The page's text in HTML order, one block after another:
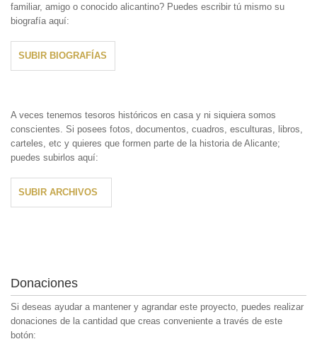
familiar, amigo o conocido alicantino? Puedes escribir tú mismo su
biografía aquí:
SUBIR BIOGRAFÍAS
A veces tenemos tesoros históricos en casa y ni siquiera somos
conscientes. Si posees fotos, documentos, cuadros, esculturas, libros,
carteles, etc y quieres que formen parte de la historia de Alicante;
puedes subirlos aquí:
SUBIR ARCHIVOS
Donaciones
Si deseas ayudar a mantener y agrandar este proyecto, puedes realizar
donaciones de la cantidad que creas conveniente a través de este
botón: